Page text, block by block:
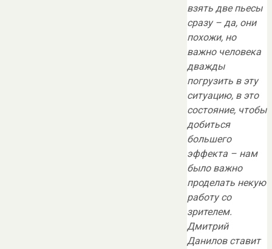
взять две пьесы
сразу – да, они
похожи, но
важно человека
дважды
погрузить в эту
ситуацию, в это
состояние, чтобы
добиться
большего
эффекта – нам
было важно
проделать некую
работу со
зрителем.
Дмитрий
Данилов ставит